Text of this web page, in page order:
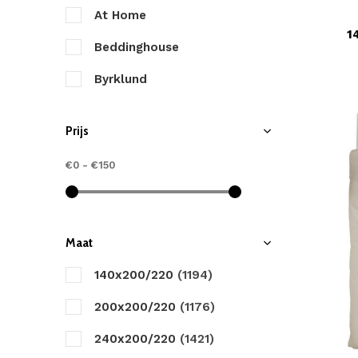
At Home
Beddinghouse
Byrklund
Dreamhouse
Good Morning
HIP
Prijs
€0 - €150
Maat
140x200/220 (1194)
200x200/220 (1176)
240x200/220 (1421)